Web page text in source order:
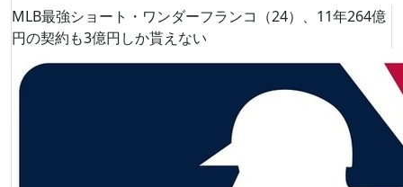
MLB最強ショート・ワンダーフランコ（24）、11年264億
円の契約も3億円しか貰えない